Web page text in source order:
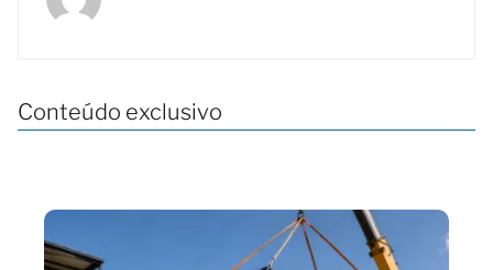
Conteúdo exclusivo